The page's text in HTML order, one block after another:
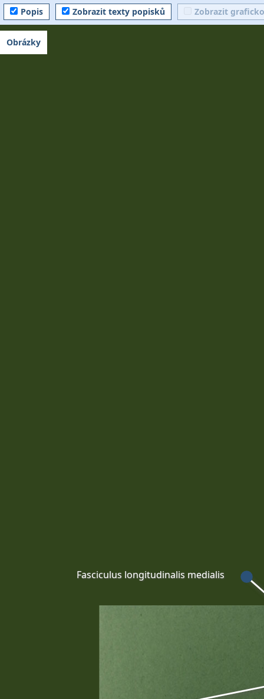
Popis Zobrazit texty popisků Zobrazit
Fasciculus longitudinalis medialis
Obrázky